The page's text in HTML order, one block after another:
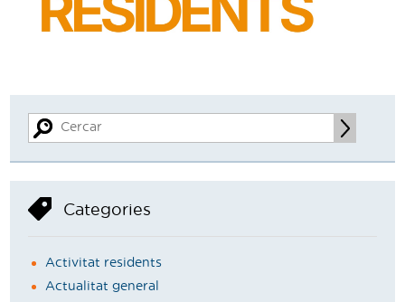
Categories
Activitat residents
Actualitat general